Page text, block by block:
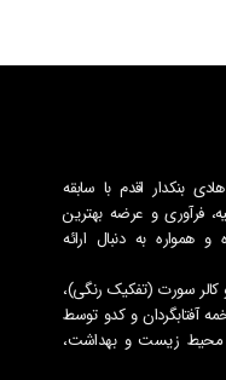
بنکدار اقدم با سابقه
مستند در تهیه، فرآوری و عرضه بهترین
همواره به دنبال ارائه
کالر سورت (تفکیک رنگی)،
آفتابگردان و کدو توسط
محیط زیست و بهداشت،